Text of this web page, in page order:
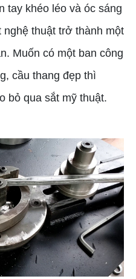
tay khéo léo và óc sáng
thuật trở thành một
Muốn có một ban công
cầu thang đẹp thì
bỏ qua sắt mỹ thuật.